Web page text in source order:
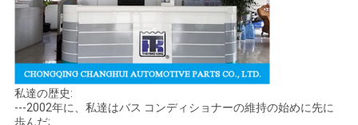
私達の歴史:
---2002年に、私達はバス コンディショナーの維持の始めに先に
歩んだ;